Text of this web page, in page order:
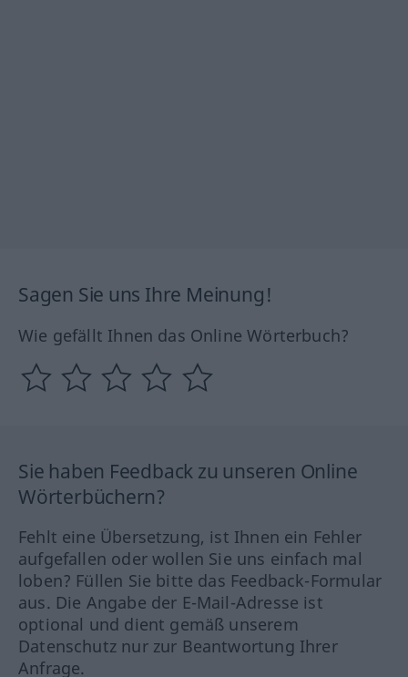
Sagen Sie uns Ihre Meinung!
Wie gefällt Ihnen das Online Wörterbuch?
Sie haben Feedback zu unseren Online
Wörterbüchern?
Fehlt eine Übersetzung, ist Ihnen ein Fehler
aufgefallen oder wollen Sie uns einfach mal
loben? Füllen Sie bitte das Feedback-Formular
aus. Die Angabe der E-Mail-Adresse ist
optional und dient gemäß unserem
Datenschutz nur zur Beantwortung Ihrer
Anfrage.